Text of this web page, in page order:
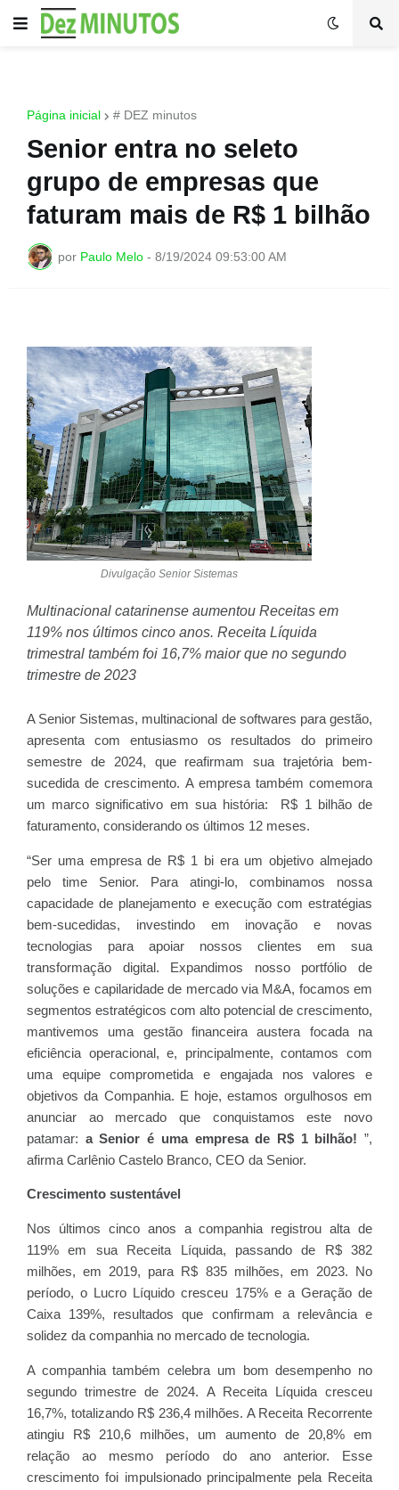
Página inicial # DEZ minutos
Senior entra no seleto
grupo de empresas que
faturam mais de R$ 1 bilhão
por Paulo Melo - 8/19/2024 09:53:00 AM
Divulgação Senior Sistemas
Multinacional catarinense aumentou Receitas em
119% nos últimos cinco anos. Receita Líquida
trimestral também foi 16,7% maior que no segundo
trimestre de 2023
A Senior Sistemas, multinacional de softwares para gestão,
apresenta com entusiasmo os resultados do primeiro
semestre de 2024, que reafirmam sua trajetória bem-
sucedida de crescimento. A empresa também comemora
um marco significativo em sua história: R$ 1 bilhão de
faturamento, considerando os últimos 12 meses.
“Ser uma empresa de R$ 1 bi era um objetivo almejado
pelo time Senior. Para atingi-lo, combinamos nossa
capacidade de planejamento e execução com estratégias
bem-sucedidas, investindo em inovação e novas
tecnologias para apoiar nossos clientes em sua
transformação digital. Expandimos nosso portfólio de
soluções e capilaridade de mercado via M&A, focamos em
segmentos estratégicos com alto potencial de crescimento,
mantivemos uma gestão financeira austera focada na
eficiência operacional, e, principalmente, contamos com
uma equipe comprometida e engajada nos valores e
objetivos da Companhia. E hoje, estamos orgulhosos em
anunciar ao mercado que conquistamos este novo
patamar: a Senior é uma empresa de R$ 1 bilhão!”,
afirma Carlênio Castelo Branco, CEO da Senior.
Crescimento sustentável
Nos últimos cinco anos a companhia registrou alta de
119% em sua Receita Líquida, passando de R$ 382
milhões, em 2019, para R$ 835 milhões, em 2023. No
período, o Lucro Líquido cresceu 175% e a Geração de
Caixa 139%, resultados que confirmam a relevância e
solidez da companhia no mercado de tecnologia.
A companhia também celebra um bom desempenho no
segundo trimestre de 2024. A Receita Líquida cresceu
16,7%, totalizando R$ 236,4 milhões. A Receita Recorrente
atingiu R$ 210,6 milhões, um aumento de 20,8% em
relação ao mesmo período do ano anterior. Esse
crescimento foi impulsionado principalmente pela Receita